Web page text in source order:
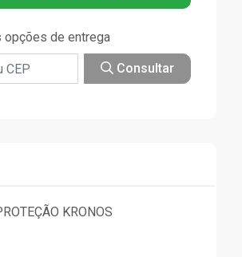
opções de entrega
Consultar
KRONOS